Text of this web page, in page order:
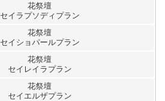
花祭壇
セイラプソディプラン
花祭壇
セイショパールプラン
花祭壇
セイレイラプラン
花祭壇
セイエルザプラン